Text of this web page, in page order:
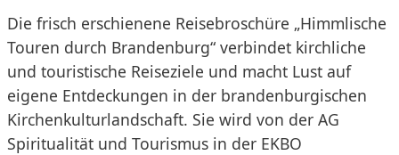
Die frisch erschienene Reisebroschüre „Himmlische
Touren durch Brandenburg“ verbindet kirchliche
und touristische Reiseziele und macht Lust auf
eigene Entdeckungen in der brandenburgischen
Kirchenkulturlandschaft. Sie wird von der AG
Spiritualität und Tourismus in der EKBO